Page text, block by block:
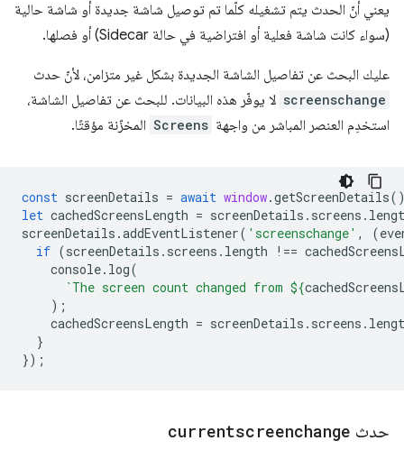
يعني أنّ الحدث يتم تشغيله كلّما تم توصيل شاشة جديدة أو شاشة حالية
(سواء كانت شاشة فعلية أو افتراضية في حالة Sidecar) أو فصلها.
عليك البحث عن تفاصيل الشاشة الجديدة بشكل غير متزامن، لأنّ حدث
screenschange لا يوفّر هذه البيانات. للبحث عن تفاصيل الشاشة،
استخدِم العنصر المباشر من واجهة Screens المخزّنة مؤقتًا.
const screenDetails = await window.getScreenDetails
let cachedScreensLength = screenDetails . screens .
screenDetails .addEventListener( 'screenschange' , (
if (screenDetails . screens . length !==
console. log(
`The screen count changed from ${
);
cachedScreensLength = screenDetails . screens .
}
});
حدث currentscreenchange